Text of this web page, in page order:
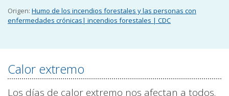
Origen: Humo de los incendios forestales y las personas con
enfermedades crónicas| incendios forestales | CDC
Calor extremo
Los días de calor extremo nos afectan a todos.